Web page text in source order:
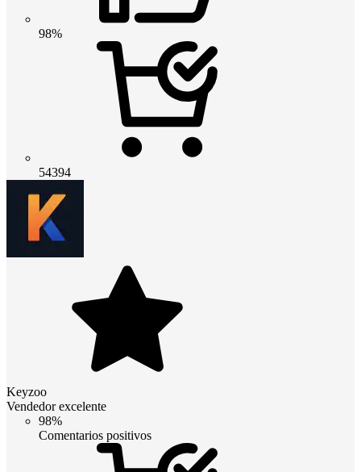
98%
54394
Keyzoo
Vendedor excelente
98%
Comentarios positivos